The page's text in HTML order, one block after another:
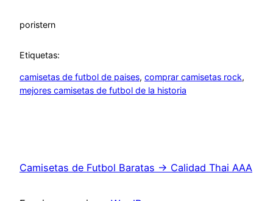
poristern
Etiquetas:
camisetas de futbol de paises, comprar camisetas rock
mejores camisetas de futbol de la historia
Camisetas de Futbol Baratas → Calidad Thai AAA